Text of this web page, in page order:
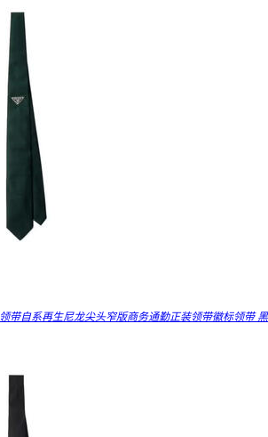
带自系再生尼龙尖头窄版商务通勤正装领带徽标领带 黑